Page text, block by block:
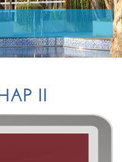
II